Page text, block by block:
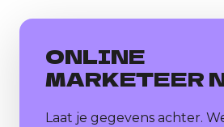
ONLINE
MARKETEER
Laat je gegevens achter.